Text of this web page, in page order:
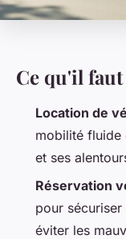
Ce qu'il
Location de
mobilité
et ses
Réservation
pour
éviter les